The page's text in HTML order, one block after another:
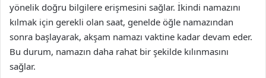
yönelik doğru bilgilere erişmesini sağlar. İkindi namazını
kılmak için gerekli olan saat, genelde öğle namazından
sonra başlayarak, akşam namazı vaktine kadar devam eder.
Bu durum, namazın daha rahat bir şekilde kılınmasını
sağlar.